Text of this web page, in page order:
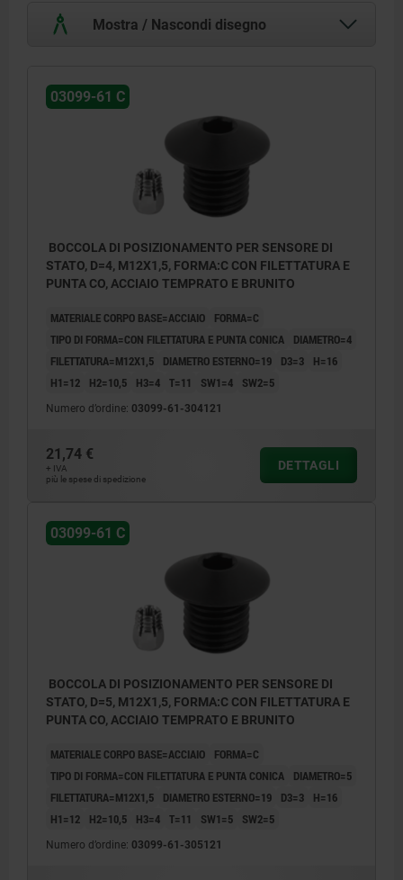
Mostra / Nascondi disegno
03099-61 C
BOCCOLA DI POSIZIONAMENTO PER SENSORE DI
STATO, D=4, M12X1,5, FORMA:C CON FILETTATURA E
PUNTA CO, ACCIAIO TEMPRATO E BRUNITO
MATERIALE CORPO BASE=ACCIAIO
FORMA=C
TIPO DI FORMA=CON FILETTATURA E PUNTA CONICA
DIAMETRO=4
FILETTATURA=M12X1,5
DIAMETRO ESTERNO=19 D3=3
H=16
H1=12
H2=10,5 H3=4 T=11 SW1=4 SW2=5
Numero d’ordine: 03099-61-304121
21,74 €
+ IVA
più le spese di spedizione
DETTAGLI
03099-61 C
BOCCOLA DI POSIZIONAMENTO PER SENSORE DI
STATO, D=5, M12X1,5, FORMA:C CON FILETTATURA E
PUNTA CO, ACCIAIO TEMPRATO E BRUNITO
MATERIALE CORPO BASE=ACCIAIO
FORMA=C
TIPO DI FORMA=CON FILETTATURA E PUNTA CONICA
DIAMETRO=5
FILETTATURA=M12X1,5
DIAMETRO ESTERNO=19 D3=3
H=16
H1=12
H2=10,5 H3=4 T=11 SW1=5 SW2=5
Numero d’ordine: 03099-61-305121